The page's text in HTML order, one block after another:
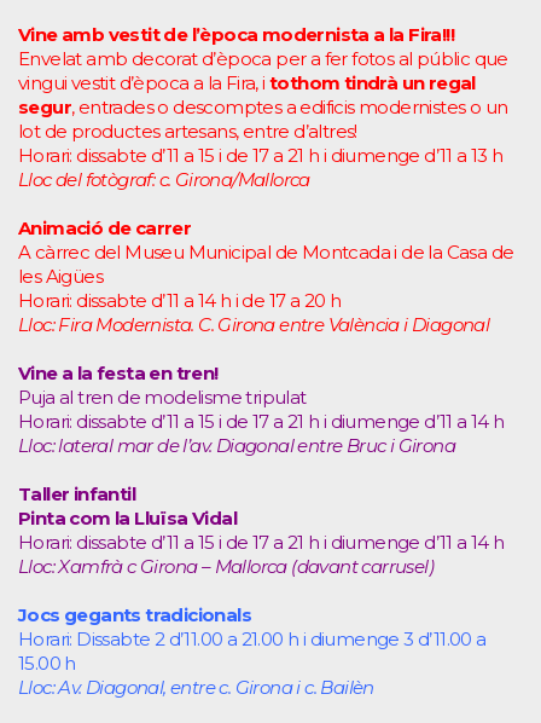
Vine amb vestit de l’època modernista a la Fira!!!
Envelat amb decorat d’època per a fer fotos al públic que
vingui vestit d’època a la Fira, i tothom tindrà un regal
segur, entrades o descomptes a edificis modernistes o un
lot de productes artesans, entre d’altres!
Horari: dissabte d’11 a 15 i de 17 a 21 h i diumenge d’11 a 13 h
Lloc del fotògraf: c. Girona/Mallorca
Animació de carrer
A càrrec del Museu Municipal de Montcada i de la Casa de
les Aigües
Horari: dissabte d’11 a 14 h i de 17 a 20 h
Lloc: Fira Modernista. C. Girona entre València i Diagonal
Vine a la festa en tren!
Puja al tren de modelisme tripulat
Horari: dissabte d’11 a 15 i de 17 a 21 h i diumenge d’11 a 14 h
Lloc: lateral mar de l’av. Diagonal entre Bruc i Girona
Taller infantil
Pinta com la Lluïsa Vidal
Horari: dissabte d’11 a 15 i de 17 a 21 h i diumenge d’11 a 14 h
Lloc: Xamfrà c Girona – Mallorca (davant carrusel)
Jocs gegants tradicionals
Horari: Dissabte 2 d’11.00 a 21.00 h i diumenge 3 d’11.00 a
15.00 h
Lloc: Av. Diagonal, entre c. Girona i c. Bailèn